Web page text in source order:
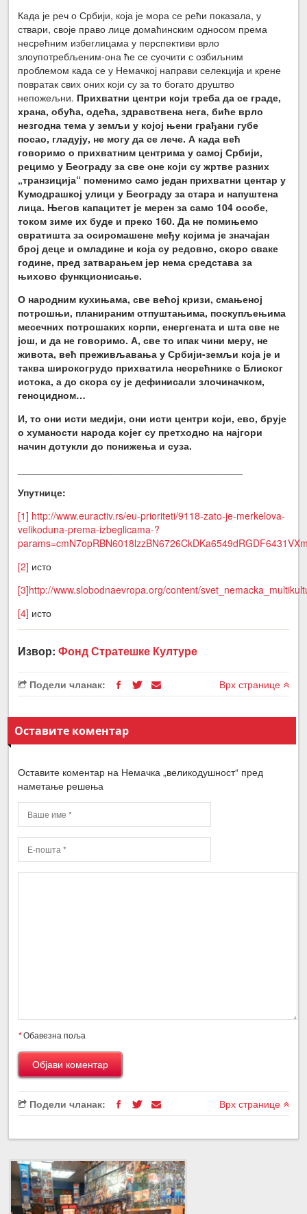
Када је реч о Србији, која је мора се рећи показала, у
ствари, своје право лице домаћинским односом према
несрећним избеглицама у перспективи врло
злоупотребљеним-она ће се суочити с озбиљним
проблемом када се у Немачкој направи селекција и крене
повратак свих оних који су за то богато друштво
непожељни. Прихватни центри који треба да се граде,
храна, обућа, одећа, здравствена нега, биће врло
незгодна тема у земљи у којој њени грађани губе
посао, гладују, не могу да се лече. А када већ
говоримо о прихватним центрима у самој Србији,
рецимо у Београду за све оне који су жртве разних
„транзиција“ поменимо само један прихватни центар у
Кумодрашкој улици у Београду за стара и напуштена
лица. Његов капацитет је мерен за само 104 особе,
током зиме их буде и преко 160. Да не помињемо
свратишта за осиромашене међу којима је значајан
број деце и омладине и која су редовно, скоро сваке
године, пред затварањем јер нема средстава за
њихово функционисање.
О народним кухињама, све већој кризи, смањеној
потрошњи, планираним отпуштањима, поскупљењима
месечних потрошаких корпи, енергената и шта све не
још, и да не говоримо. А, све то ипак чини меру, не
живота, већ преживљавања у Србији-земљи која је и
таква широкогрудо прихватила несрећнике с Блиског
истока, а до скора су је дефинисали злочиначком,
геноцидном…
И, то они исти медији, они исти центри који, ево, брује
о хуманости народа којег су претходно на најгори
начин дотукли до понижења и суза.
Упутнице:
[1] http://www.euractiv.rs/eu-prioriteti/9118-zato-je-merkelova-
velikoduna-prema-izbeglicama-?
[2] исто
[3]http://www.slobodnaevropa.org/content/
[4] исто
Извор:Фонд Стратешке Културе
Подели чланак: Врх странице
Оставите коментар
Оставите коментар на Немачка „великодушност“ пред
наметање решења
*Обавезна поља
Подели чланак: Врх странице